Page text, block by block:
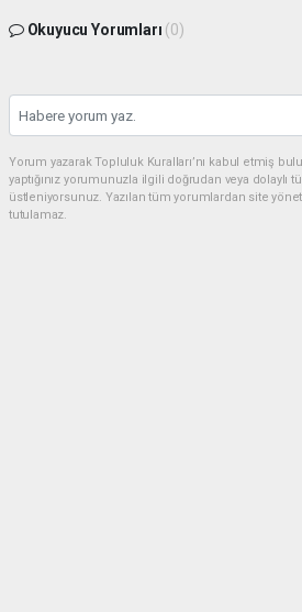
Okuyucu Yorumları (0)
Yorum yazarak Topluluk Kuralları’nı kabul etmiş
yaptığınız yorumunuzla ilgili doğrudan veya dolaylı
üstleniyorsunuz. Yazılan tüm yorumlardan site
tutulamaz.